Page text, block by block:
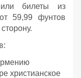
билеты из
59,99 фунтов
христианское